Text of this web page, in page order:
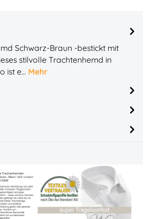
Schwarz-Braun -bestickt mit
stilvolle Trachtenhemd in
ist e… Mehr